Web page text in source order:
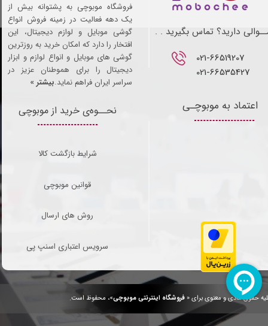
حقوق مادی و معنوی برای «فروشگاه اینترنتی موبوچی»، محفوظ است.
021-66519207​​​​​​​
021-66535427
دارید؟ تماس بگیرید . .
نحــوه‌ی خرید از موبوچی
شرایط بازگشت کالا
قوانین موبوچی
روش های ارسال
سرویس اعتباری اسنپ پی
اعتماد به موبوچـی
فروشگاه موبوچی به پشتوانه بیش از
یک دهه فعالیت در زمینه فروش انواع
گوشی موبایل و لوازم دیجیتال، این
افتخار را دارد که امکان خرید به روزترین
گوشی های موبایل و انواع لوازم و ابزار
دیجیتال را برای هموطنان عزیز در
سراسر ایران فراهم نماید.بیشتر »